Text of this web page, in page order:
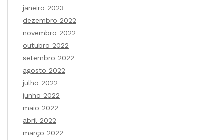
janeiro 2023
dezembro 2022
novembro 2022
outubro 2022
setembro 2022
agosto 2022
julho 2022
junho 2022
maio 2022
abril 2022
março 2022